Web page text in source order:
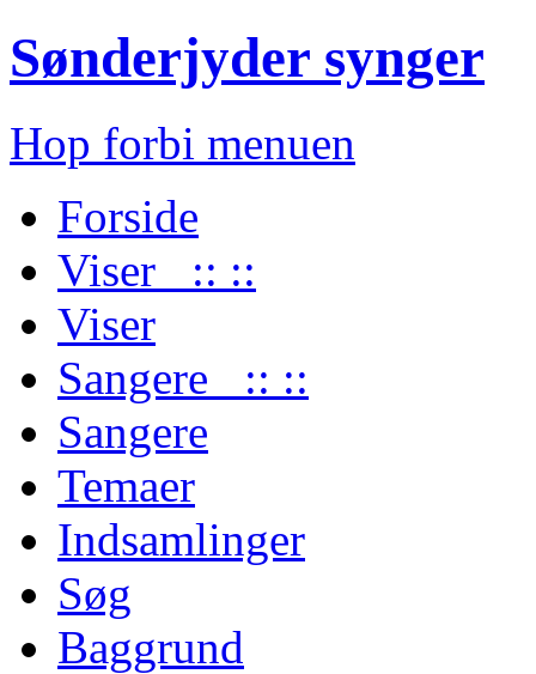
Sønderjyder synger
Hop forbi menuen
Forside
Viser :: ::
Viser
Sangere :: ::
Sangere
Temaer
Indsamlinger
Søg
Baggrund